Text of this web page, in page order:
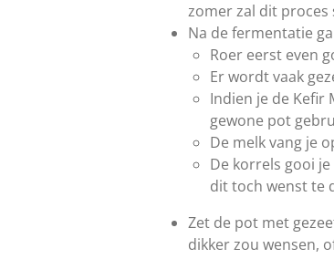
zomer zal dit
Na de fermentatie
Roer eerst even
Er wordt vaak
Indien je de Kefir
gewone pot
De melk vang je
De korrels gooi
dit toch wenst te
Zet de pot met
dikker zou wensen,